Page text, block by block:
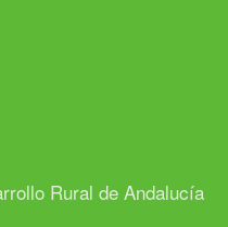
Rural de Andalucía